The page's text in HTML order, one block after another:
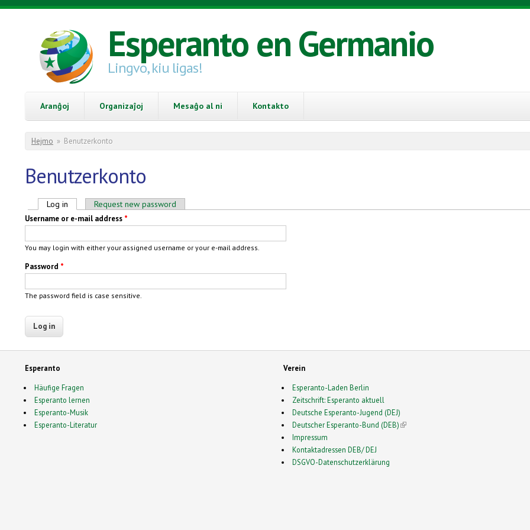
Skip to main content
Esperanto en Germanio
Lingvo, kiu ligas!
Aranĝoj Organizaĵoj Mesaĝo al ni Kontakto
You are here
Hejmo » Benutzerkonto
Benutzerkonto
Primary tabs
Log in (active tab)Request new password
Username or e-mail address *
You may login with either your assigned username or your e-mail address.
Password *
The password field is case sensitive.
Esperanto
Häufige Fragen
Esperanto lernen
Esperanto-Musik
Esperanto-Literatur
Verein
Esperanto-Laden Berlin
Zeitschrift: Esperanto aktuell
Deutsche Esperanto-Jugend (DEJ)
Deutscher Esperanto-Bund (DEB)(link is external)
Impressum
Kontaktadressen DEB/ DEJ
DSGVO-Datenschutzerklärung